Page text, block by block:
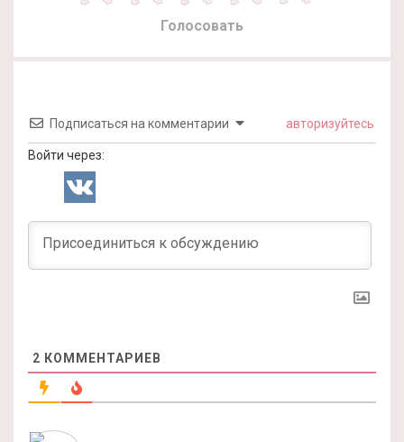
Голосовать
Подписаться на комментарии авторизуйтесь
Войти через:
2 КОММЕНТАРИЕВ